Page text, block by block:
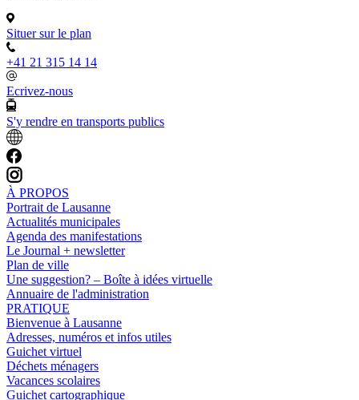
Situer sur le plan
+41 21 315 14 14
Ecrivez-nous
S'y rendre en transports publics
À PROPOS
Portrait de Lausanne
Actualités municipales
Agenda des manifestations
Le Journal + newsletter
Plan de ville
Une suggestion? – Boîte à idées virtuelle
Annuaire de l'administration
PRATIQUE
Bienvenue à Lausanne
Adresses, numéros et infos utiles
Guichet virtuel
Déchets ménagers
Vacances scolaires
Guichet cartographique